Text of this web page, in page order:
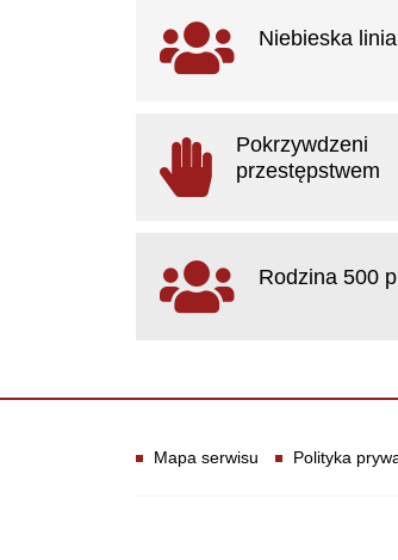
Ważne linki
Niebieska linia
Pokrzywdzeni
przestępstwem
Rodzina 500
Informacje
Mapa serwisu Polityka